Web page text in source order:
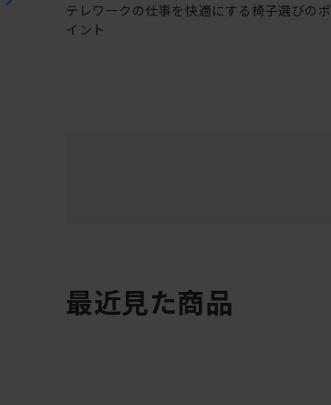
テレワークの仕事を快適にする椅子選びのポ
イント
最近見た商品